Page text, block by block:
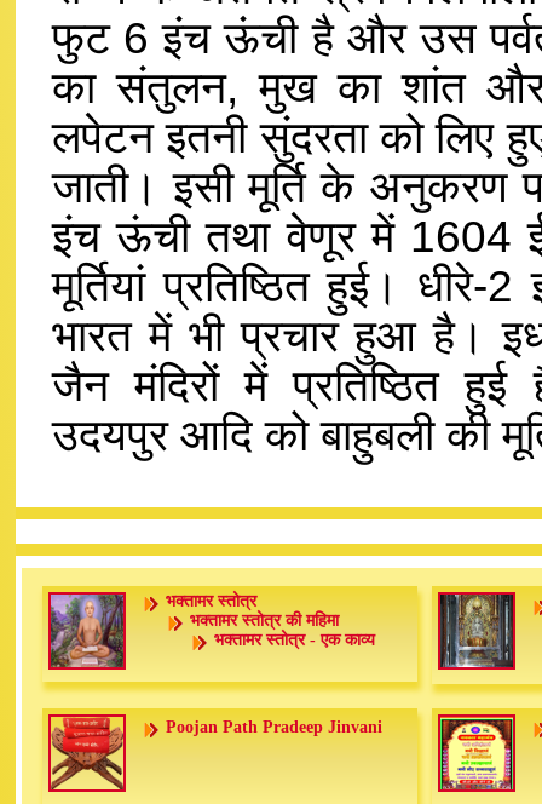
फुट 6 इंच ऊंची है और उस
का संतुलन, मुख का शांत और
लपेटन इतनी सुंदरता को लिए
जाती। इसी मूर्ति के
इंच ऊंची तथा वेणूर में 1604
मूर्तियां प्रतिष्ठित हुई। धीरे-
भारत में भी प्रचार हुआ है।
जैन मंदिरों में प्रतिष्ठित हुई
उदयपुर आदि को बाहुबली की
भक्तामर स्तोत्र
भक्तामर स्तोत्र की महिमा
भक्तामर स्तोत्र - एक काव्य
Poojan Path Pradeep Jinvani